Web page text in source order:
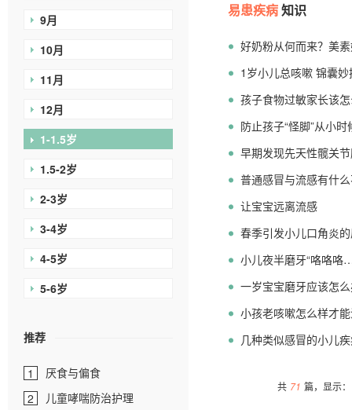
9月
10月
11月
12月
1-1.5岁
1.5-2岁
2-3岁
3-4岁
4-5岁
5-6岁
推荐
1
厌食与偏食
2
儿童哮喘防治护理
易患疾病知识
好奶粉从何而来？美
1岁小儿总咳嗽 锦囊
孩子食物过敏家长该
防止孩子“怪脚”从小时
早期发现先天性髋关
普通感冒与流感有什
让宝宝远离流感
春季引发小儿口角炎
小儿夜半磨牙“咯咯
一岁宝宝磨牙应该怎
小孩老咳嗽怎么样才
几种类似感冒的小儿
共 71 篇，显示